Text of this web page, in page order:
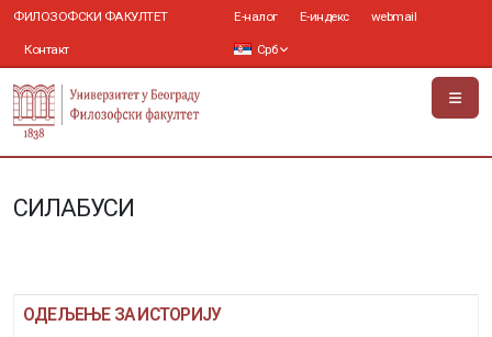
ФИЛОЗОФСКИ ФАКУЛТЕТ
Контакт
Е-налог Е-индекс webmail
Срб
СИЛАБУСИ
ОДЕЉЕЊЕ ЗА ИСТОРИЈУ